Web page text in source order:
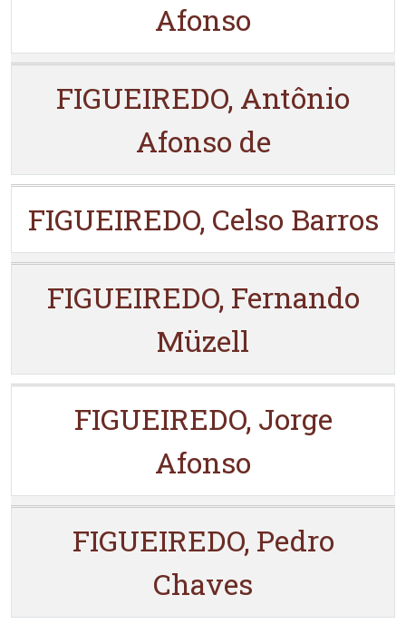
Afonso
FIGUEIREDO, Antônio
Afonso de
FIGUEIREDO, Celso Barros
FIGUEIREDO, Fernando
Müzell
FIGUEIREDO, Jorge
Afonso
FIGUEIREDO, Pedro
Chaves